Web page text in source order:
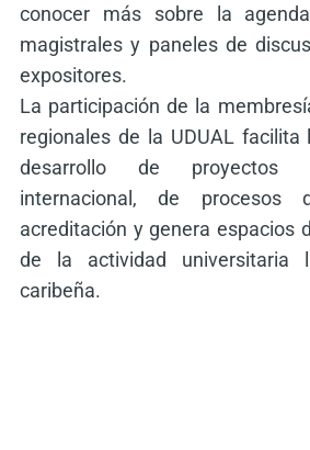
conocer más sobre la
magistrales y paneles de
expositores.
La participación de la
regionales de la UDUAL facilita
desarrollo de proyectos
internacional, de procesos
acreditación y genera espacios
de la actividad universitaria
caribeña.